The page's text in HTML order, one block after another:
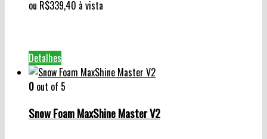
ou R$339,40 à vista
Detalhes
0 out of 5
Snow Foam MaxShine Master V2